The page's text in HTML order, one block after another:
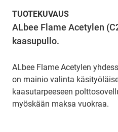
TUOTEKUVAUS
ALbee Flame Acetylen
kaasupullo.
ALbee Flame Acetylen
on mainio valinta
kaasutarpeeseen
myöskään maksa vuokraa.